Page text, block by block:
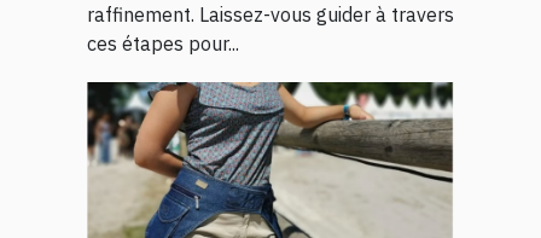
raffinement. Laissez-vous guider à travers
ces étapes pour...